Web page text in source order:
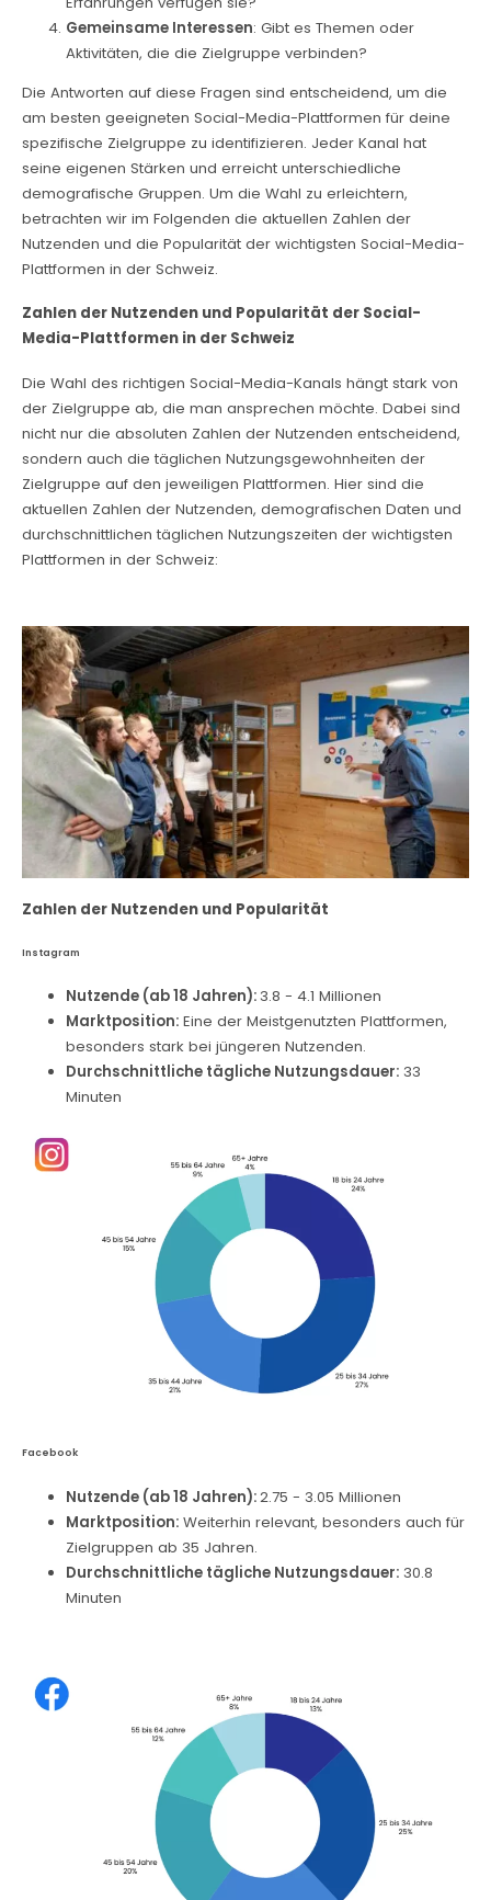
Gemeinsame Interessen: Gibt es Themen oder
Aktivitäten, die die Zielgruppe verbinden?
Die Antworten auf diese Fragen sind entscheidend, um die
am besten geeigneten Social-Media-Plattformen für deine
spezifische Zielgruppe zu identifizieren. Jeder Kanal hat
seine eigenen Stärken und erreicht unterschiedliche
demografische Gruppen. Um die Wahl zu erleichtern,
betrachten wir im Folgenden die aktuellen Zahlen der
Nutzenden und die Popularität der wichtigsten Social-Media-
Plattformen in der Schweiz.
Zahlen der Nutzenden und Popularität der Social-
Media-Plattformen in der Schweiz
Die Wahl des richtigen Social-Media-Kanals hängt stark von
der Zielgruppe ab, die man ansprechen möchte. Dabei sind
nicht nur die absoluten Zahlen der Nutzenden entscheidend,
sondern auch die täglichen Nutzungsgewohnheiten der
Zielgruppe auf den jeweiligen Plattformen. Hier sind die
aktuellen Zahlen der Nutzenden, demografischen Daten und
durchschnittlichen täglichen Nutzungszeiten der wichtigsten
Plattformen in der Schweiz:
Zahlen der Nutzenden und Popularität
Instagram
Nutzende (ab 18 Jahren):3.8 - 4.1 Millionen
Marktposition: Eine der Meistgenutzten Plattformen,
besonders stark bei jüngeren Nutzenden.
Durchschnittliche tägliche Nutzungsdauer: 33
Minuten
Facebook
Nutzende (ab 18 Jahren):2.75 - 3.05 Millionen
Marktposition: Weiterhin relevant, besonders auch für
Zielgruppen ab 35 Jahren.
Durchschnittliche tägliche Nutzungsdauer: 30.8
Minuten